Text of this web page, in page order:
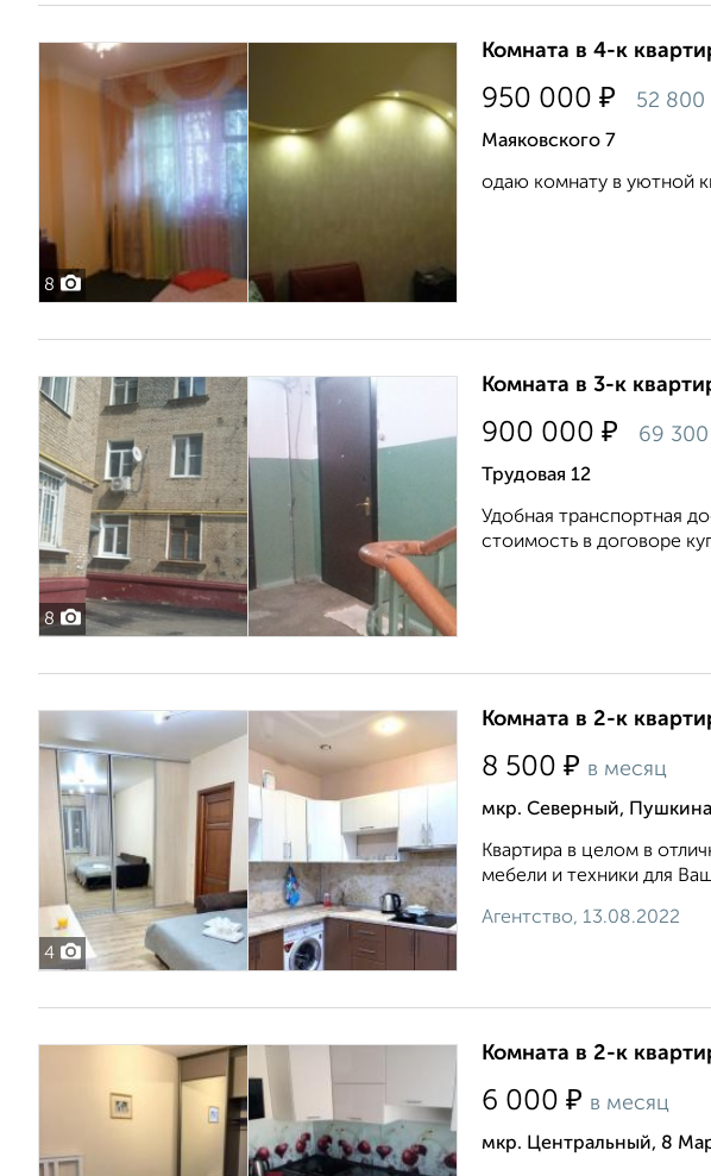
8
Комната в 4-к
950 000 ₽ 52 800
Маяковского 7
одаю комнату в уютной
8
Комната в 3-к
900 000 ₽ 69 300
Трудовая 12
Удобная транспортная
стоимость в договоре
4
Комната в 2-к
8 500 ₽ в месяц
мкр. Северный,
Квартира в целом в
мебели и техники для
Агентство, 13.08.2022
Комната в 2-к
6 000 ₽ в месяц
мкр. Центральный, 8